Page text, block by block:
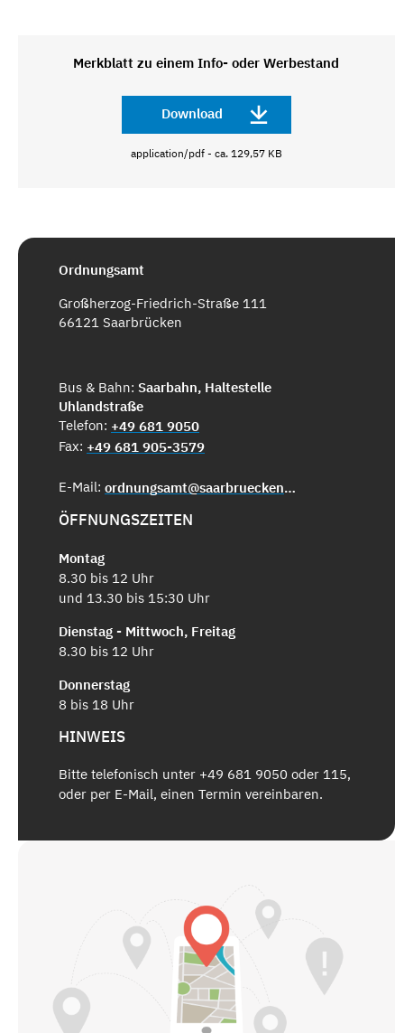
Merkblatt zu einem Info- oder Werbestand
Download
application/pdf - ca. 129,57 KB
Ordnungsamt
Großherzog-Friedrich-Straße 111
66121 Saarbrücken
Bus & Bahn: Saarbahn, Haltestelle
Uhlandstraße
Telefon: +49 681 9050
Fax: +49 681 905-3579
E-Mail: ordnungsamt@saarbruecken.de
ÖFFNUNGSZEITEN
Montag
8.30 bis 12 Uhr
und 13.30 bis 15:30 Uhr
Dienstag - Mittwoch, Freitag
8.30 bis 12 Uhr
Donnerstag
8 bis 18 Uhr
HINWEIS
Bitte telefonisch unter +49 681 9050 oder 115,
oder per E-Mail, einen Termin vereinbaren.